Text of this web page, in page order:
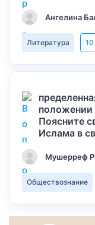
Ангелина
Литература
положении
Поясните
Ислама в
Мушерреф
Обществознание